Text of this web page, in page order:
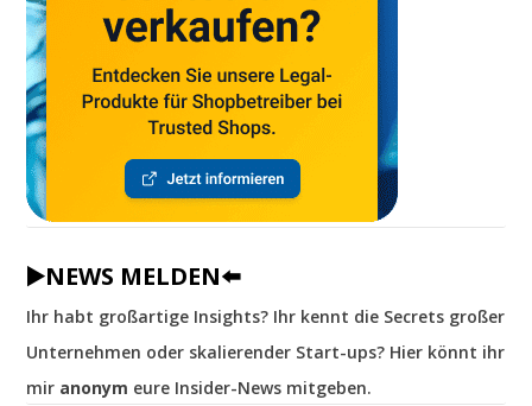
▶️NEWS MELDEN⬅️
Ihr habt großartige Insights? Ihr kennt die Secrets großer
Unternehmen oder skalierender Start-ups? Hier könnt ihr
mir anonym eure Insider-News mitgeben.